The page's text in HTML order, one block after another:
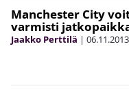
Manchester City
varmisti
Jaakko Perttilä | 06.11.2013